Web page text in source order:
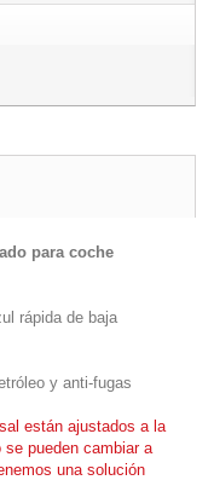
para coche
rápida de baja
y anti-fugas
están ajustados a la
se pueden cambiar a
una solución